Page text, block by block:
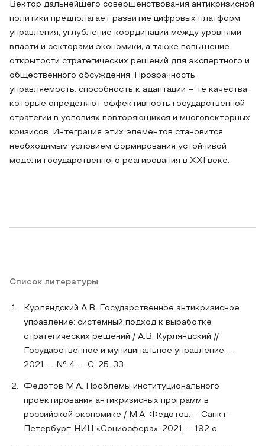
Вектор дальнейшего совершенствования антикризисной
политики предполагает развитие цифровых платформ
управления, углубление координации между уровнями
власти и секторами экономики, а также повышение
открытости стратегических решений для экспертного и
общественного обсуждения. Прозрачность,
управляемость, способность к адаптации – те качества,
которые определяют эффективность государственной
стратегии в условиях повторяющихся и многовекторных
кризисов. Интеграция этих элементов становится
необходимым условием формирования устойчивой
модели государственного реагирования в XXI веке.
Список литературы
Курляндский А.В. Государственное антикризисное
управление: системный подход к выработке
стратегических решений / А.В. Курляндский //
Государственное и муниципальное управление. –
2021. – № 4. – С. 25-33.
Федотов М.А. Проблемы институционального
проектирования антикризисных программ в
российской экономике / М.А. Федотов. – Санкт-
Петербург: НИЦ «Социосфера», 2021. – 192 с.